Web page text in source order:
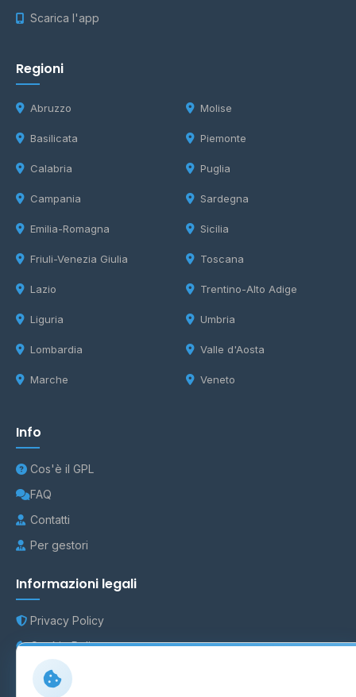
Scarica l'app
Regioni
Abruzzo
Basilicata
Calabria
Campania
Emilia-Romagna
Friuli-Venezia Giulia
Lazio
Liguria
Lombardia
Marche
Molise
Piemonte
Puglia
Sardegna
Sicilia
Toscana
Trentino-Alto Adige
Umbria
Valle d'Aosta
Veneto
Info
Cos'è il GPL
FAQ
Contatti
Per gestori
Informazioni legali
Privacy Policy
Cookie Policy
Preferenze Cookie